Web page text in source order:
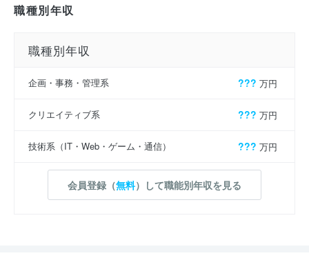
職種別年収
職種別年収
企画・事務・管理系 ??? 万円
クリエイティブ系 ??? 万円
技術系（IT・Web・ゲーム・通信） ??? 万円
会員登録（無料）して職能別年収を見る